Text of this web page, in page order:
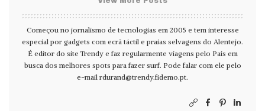
Começou no jornalismo de tecnologias em 2005 e tem interesse
especial por gadgets com ecrã táctil e praias selvagens do Alentejo.
É editor do site Trendy e faz regularmente viagens pelo País em
busca dos melhores spots para fazer surf. Pode falar com ele pelo
e-mail rdurand@trendy.fidemo.pt.